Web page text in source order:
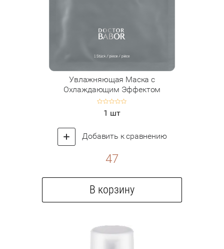
Увлажняющая Маска с
Охлаждающим Эффектом
1 шт
Добавить к сравнению
47
В корзину